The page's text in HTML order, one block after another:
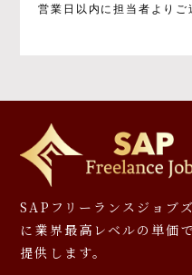
企業への個人情報
ー等への応募、プ
※お預かりした書類
きないことがあり
個人情報を提供し
果について
必要となる項目を
営業日以内に担当者よりご
SAPフリーランスジョブ
に 業界最高レベルの単価
提供します。